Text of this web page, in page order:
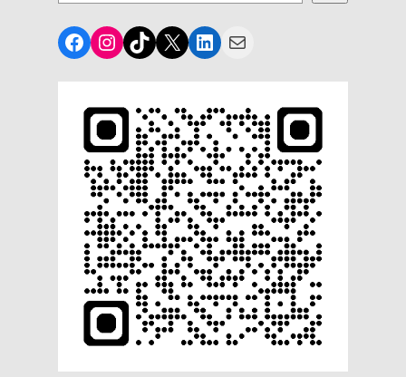
Facebook
Instagram
TikTok
X LinkedIn
Mail